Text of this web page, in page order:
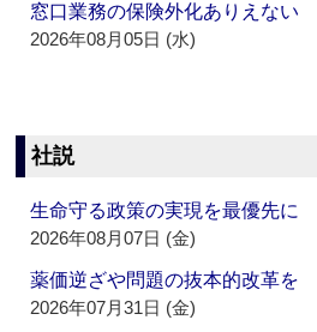
窓口業務の保険外化ありえない
2026年08月05日 (水)
社説
生命守る政策の実現を最優先に
2026年08月07日 (金)
薬価逆ざや問題の抜本的改革を
2026年07月31日 (金)